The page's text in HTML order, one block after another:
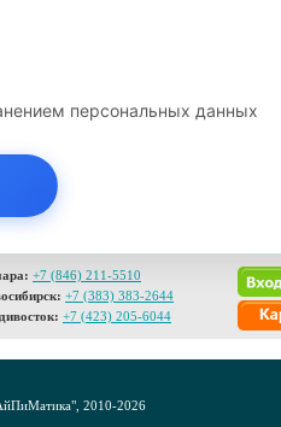
персональных данных
+7 (846) 211-5510
+7 (383) 383-2644
+7 (423) 205-6044
2010-2026